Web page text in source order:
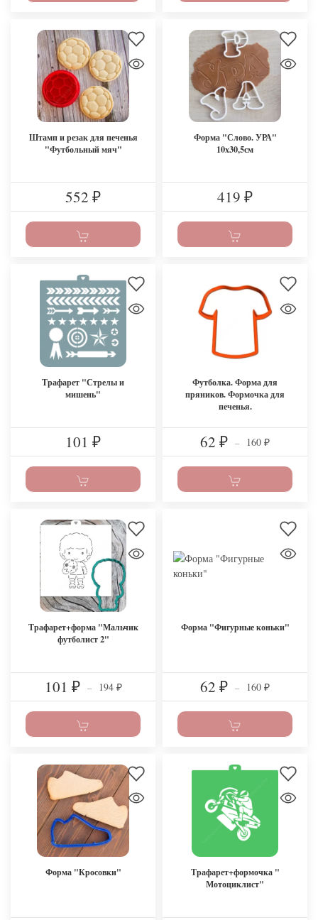
Штамп и резак для печенья
"Футбольный мяч"
552 ₽
Форма "Слово. УРА"
10х30,5см
419 ₽
Трафарет "Стрелы и
мишень"
101 ₽
Футболка. Форма для
пряников. Формочка для
печенья.
62 ₽ – 160 ₽
Трафарет+форма "Мальчик
футболист 2"
101 ₽ – 194 ₽
Форма "Фигурные коньки"
62 ₽ – 160 ₽
Форма "Кросовки"
Трафарет+формочка "
Мотоциклист"